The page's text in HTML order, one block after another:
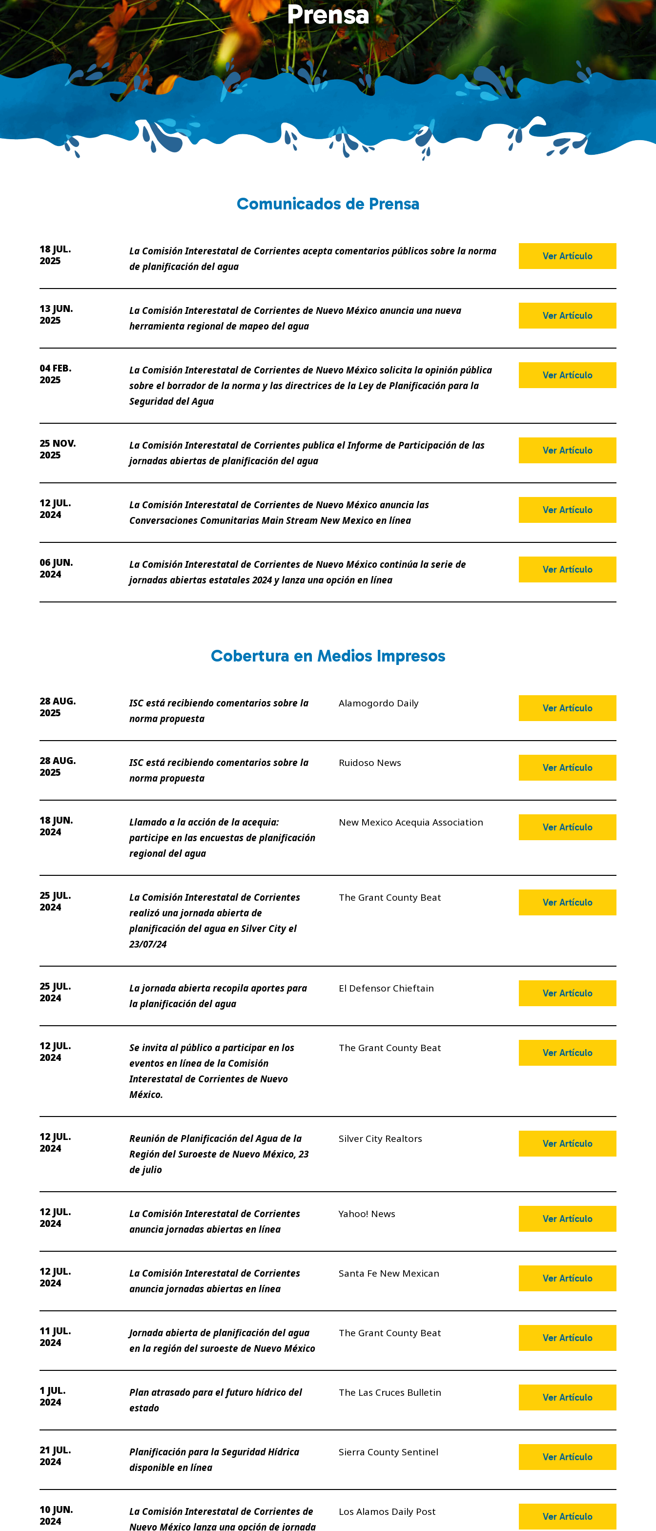
Prensa
Comunicados de Prensa
18 JUL.
2025
La Comisión Interestatal de Corrientes acepta comentarios públicos sobre la norma
de planificación del agua
Ver Artículo
13 JUN.
2025
La Comisión Interestatal de Corrientes de Nuevo México anuncia una nueva
herramienta regional de mapeo del agua
Ver Artículo
04 FEB.
2025
La Comisión Interestatal de Corrientes de Nuevo México solicita la opinión pública
sobre el borrador de la norma y las directrices de la Ley de Planificación para la
Seguridad del Agua
Ver Artículo
25 NOV.
2025
La Comisión Interestatal de Corrientes publica el Informe de Participación de las
jornadas abiertas de planificación del agua
Ver Artículo
12 JUL.
2024
La Comisión Interestatal de Corrientes de Nuevo México anuncia las
Conversaciones Comunitarias Main Stream New Mexico en línea
Ver Artículo
06 JUN.
2024
La Comisión Interestatal de Corrientes de Nuevo México continúa la serie de
jornadas abiertas estatales 2024 y lanza una opción en línea
Ver Artículo
Cobertura en Medios Impresos
28 AUG.
2025
ISC está recibiendo comentarios sobre la
norma propuesta
Alamogordo Daily Ver Artículo
28 AUG.
2025
ISC está recibiendo comentarios sobre la
norma propuesta
Ruidoso News Ver Artículo
18 JUN.
2024
Llamado a la acción de la acequia:
participe en las encuestas de planificación
regional del agua
New Mexico Acequia Association Ver Artículo
25 JUL.
2024
La Comisión Interestatal de Corrientes
realizó una jornada abierta de
planificación del agua en Silver City el
23/07/24
The Grant County Beat Ver Artículo
25 JUL.
2024
La jornada abierta recopila aportes para
la planificación del agua
El Defensor Chieftain Ver Artículo
12 JUL.
2024
Se invita al público a participar en los
eventos en línea de la Comisión
Interestatal de Corrientes de Nuevo
México.
The Grant County Beat Ver Artículo
12 JUL.
2024
Reunión de Planificación del Agua de la
Región del Suroeste de Nuevo México, 23
de julio
Silver City Realtors Ver Artículo
12 JUL.
2024
La Comisión Interestatal de Corrientes
anuncia jornadas abiertas en línea
Yahoo! News Ver Artículo
12 JUL.
2024
La Comisión Interestatal de Corrientes
anuncia jornadas abiertas en línea
Santa Fe New Mexican Ver Artículo
11 JUL.
2024
Jornada abierta de planificación del agua
en la región del suroeste de Nuevo México
The Grant County Beat Ver Artículo
1 JUL.
2024
Plan atrasado para el futuro hídrico del
estado
The Las Cruces Bulletin Ver Artículo
21 JUL.
2024
Planificación para la Seguridad Hídrica
disponible en línea
Sierra County Sentinel Ver Artículo
10 JUN.
2024
La Comisión Interestatal de Corrientes de
Nuevo México lanza una opción de jornada
Los Alamos Daily Post Ver Artículo